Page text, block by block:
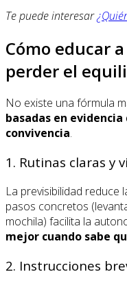
Te puede interesar
Cómo educar
perder el
No existe una fórmula
basadas en
convivencia.
1. Rutinas claras y
La previsibilidad reduce
pasos concretos
mochila) facilita la
mejor cuando sabe
2. Instrucciones